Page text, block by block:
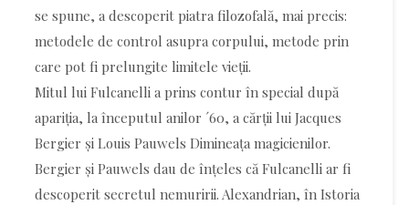
se spune, a descoperit piatra filozofală, mai precis:
metodele de control asupra corpului, metode prin
care pot fi prelungite limitele vieții.
Mitul lui Fulcanelli a prins contur în special după
apariția, la începutul anilor ´60, a cărții lui Jacques
Bergier și Louis Pauwels Dimineața magicienilor.
Bergier și Pauwels dau de înțeles că Fulcanelli ar fi
descoperit secretul nemuririi. Alexandrian, în Istoria